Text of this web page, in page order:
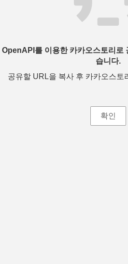
OpenAPI를 이용한 카카오스토리로
습니다.
공유할 URL을 복사 후 카카오스토
확인